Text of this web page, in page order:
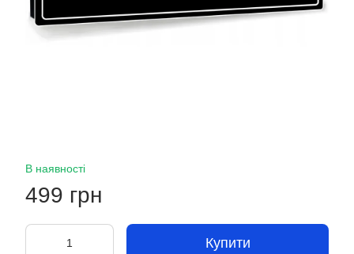
В наявності
499 грн
Купити